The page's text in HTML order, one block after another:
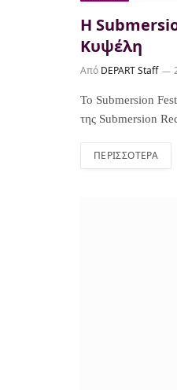
Η
Κυψέλη
Από DEPART Staff
Το Submersion
της Submersion
ΠΕΡΙΣΣΌΤΕΡΑ